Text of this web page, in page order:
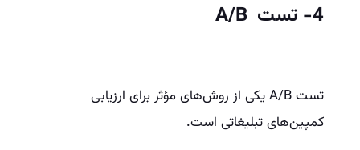
4- تست A/B
تست A/B یکی از روش‌های مؤثر برای ارزیابی
کمپین‌های تبلیغاتی است.